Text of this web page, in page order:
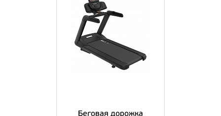
Беговая дорожка